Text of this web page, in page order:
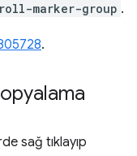
marker-group .
.
sağ tıklayıp